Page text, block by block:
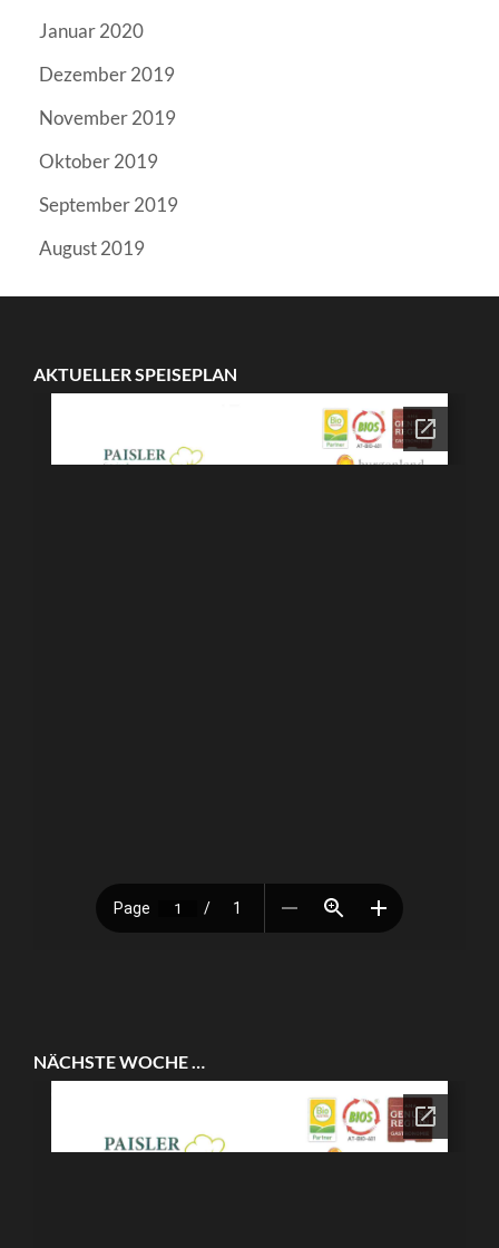
Januar 2020
Dezember 2019
November 2019
Oktober 2019
September 2019
August 2019
AKTUELLER SPEISEPLAN
NÄCHSTE WOCHE …